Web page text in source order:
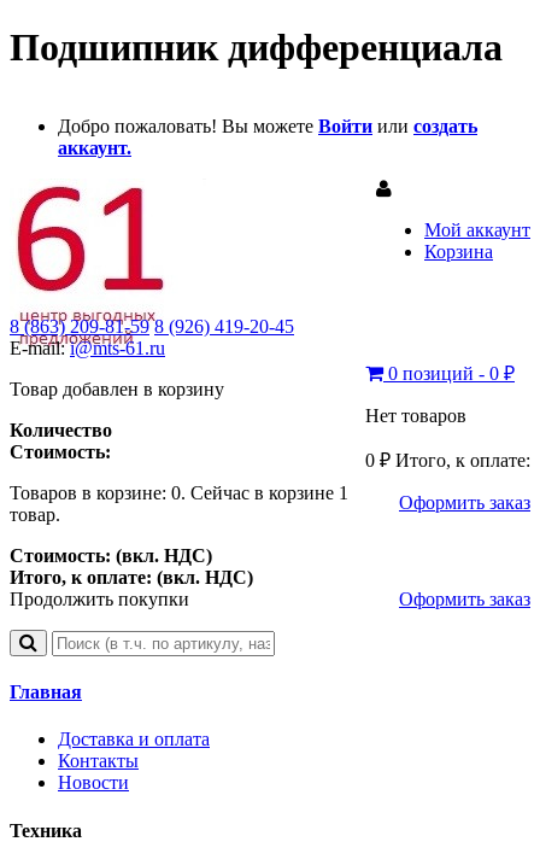
Подшипник дифференциала
Добро пожаловать! Вы можете Войти или создать
аккаунт.
Мой аккаунт
Корзина
8 (863) 209-81-59 8 (926) 419-20-45
E-mail:i@mts-61.ru
0 позиций - 0 ₽
Нет товаров
0 ₽ Итого, к оплате:
Оформить заказ
Товар добавлен в корзину
Количество
Стоимость:
Товаров в корзине: 0. Сейчас в корзине 1
товар.
Стоимость: (вкл. НДС)
Итого, к оплате: (вкл. НДС)
Продолжить покупки
Оформить заказ
Главная
Доставка и оплата
Контакты
Новости
Техника